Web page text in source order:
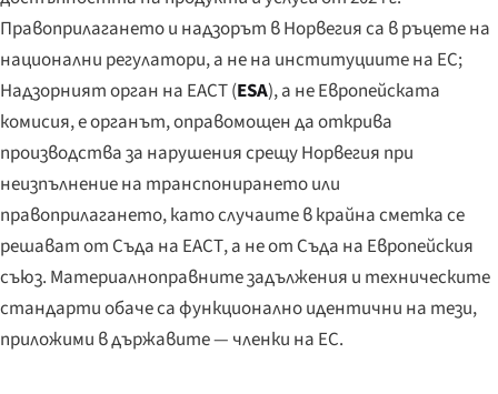
Правоприлагането и надзорът в Норвегия са в ръцете на
национални регулатори, а не на институциите на ЕС;
Надзорният орган на ЕАСТ (ESA), а не Европейската
комисия, е органът, оправомощен да открива
производства за нарушения срещу Норвегия при
неизпълнение на транспонирането или
правоприлагането, като случаите в крайна сметка се
решават от Съда на ЕАСТ, а не от Съда на Европейския
съюз. Материалноправните задължения и техническите
стандарти обаче са функционално идентични на тези,
приложими в държавите — членки на ЕС.